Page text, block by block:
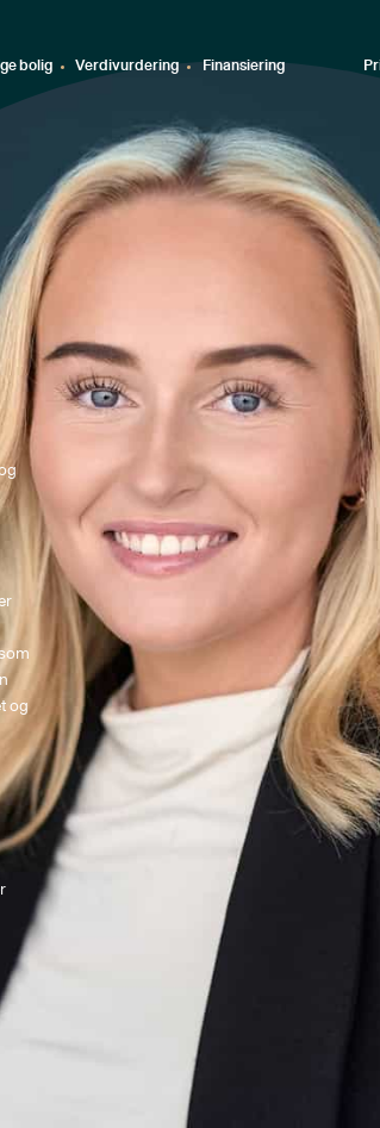
bolig Verdivurdering Finansiering
og